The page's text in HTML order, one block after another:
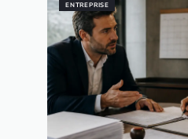
ENTREPRISE